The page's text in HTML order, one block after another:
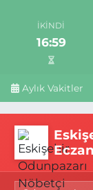
İKINDI
16:59
Aylık Vakitler